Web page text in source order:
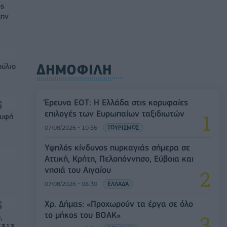
ΔΗΜΟΦΙΛΗ
Έρευνα ΕΟΤ: Η Ελλάδα στις κορυφαίες
επιλογές των Ευρωπαίων ταξιδιωτών
07/08/2026 - 10:56 ΤΟΥΡΙΣΜΟΣ
Υψηλός κίνδυνος πυρκαγιάς σήμερα σε
Αττική, Κρήτη, Πελοπόννησο, Εύβοια και
νησιά του Αιγαίου
07/08/2026 - 08:30 ΕΛΛΑΔΑ
Χρ. Δήμας: «Προχωρούν τα έργα σε όλο
το μήκος του ΒΟΑΚ»